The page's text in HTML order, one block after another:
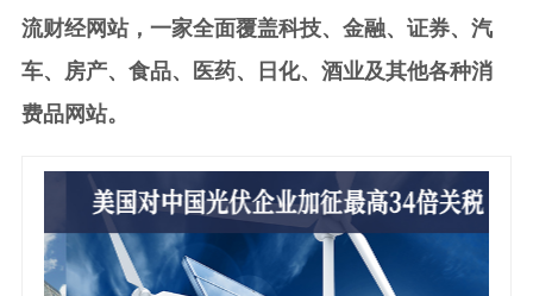
流财经网站，一家全面覆盖科技、金融、证券、汽
车、房产、食品、医药、日化、酒业及其他各种消
费品网站。